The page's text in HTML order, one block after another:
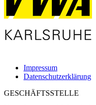
Impressum
Datenschutzerklärung
GESCHÄFTSSTELLE